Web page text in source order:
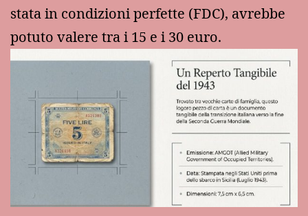
stata in condizioni perfette (FDC), avrebbe
potuto valere tra i 15 e i 30 euro.